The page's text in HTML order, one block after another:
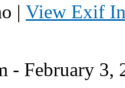
| View Exif
- February 3,